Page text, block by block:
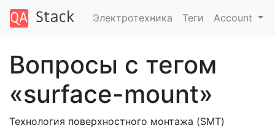
Электротехника Теги Account
Вопросы с тегом
«surface-mount»
Технология поверхностного монтажа (SMT)